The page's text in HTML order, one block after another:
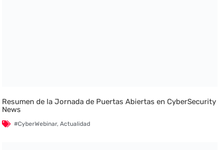
Resumen de la Jornada de Puertas Abiertas en CyberSecurity
News
#CyberWebinar,Actualidad